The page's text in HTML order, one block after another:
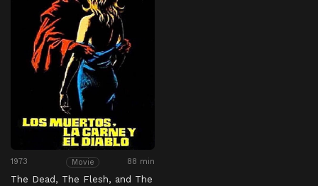
1973 Movie 88 min
The Dead, The Flesh, and The